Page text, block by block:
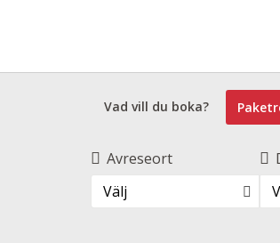
Vad vill du boka?
Avreseort
Välj